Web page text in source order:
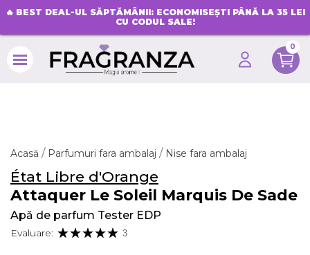
🔥 BEST DEAL-UL SĂPTĂMÂNII: ECONOMISEȘTI PÂNĂ LA 35 LEI
CU CODUL SALE!
0
Acasă Parfumuri fara ambalaj Nise fara ambalaj
État Libre d'Orange
Attaquer Le Soleil Marquis De Sade
Apă de parfum Tester EDP
Evaluare: 3